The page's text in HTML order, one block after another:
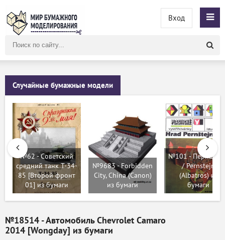
сайту
Вход
Случайные бумажные модели
№62 - Советский
средний танк T-34-
85 [Второй фронт
01] из бумаги
№9683 - Forbidden
City, China (Canon)
из бумаги
№101 -
/ Pernstejn
(Albatros) из
бумаги
№18514 - Автомобиль Chevrolet Camaro
2014 [Wongday] из бумаги